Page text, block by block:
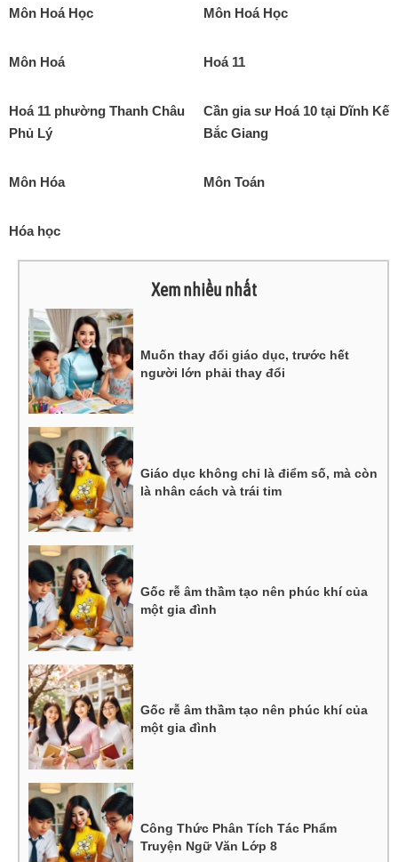
Môn Hoá Học Môn Hoá Học
Môn Hoá Hoá 11
Hoá 11 phường Thanh Châu
Phủ Lý
Cần gia sư Hoá 10 tại Dĩnh Kế
Bắc Giang
Môn Hóa Môn Toán
Hóa học
Xem nhiều nhất
Muốn thay đổi giáo dục, trước hết
người lớn phải thay đổi
Giáo dục không chỉ là điểm số, mà còn
là nhân cách và trái tim
Gốc rễ âm thầm tạo nên phúc khí của
một gia đình
Gốc rễ âm thầm tạo nên phúc khí của
một gia đình
Công Thức Phân Tích Tác Phẩm
Truyện Ngữ Văn Lớp 8